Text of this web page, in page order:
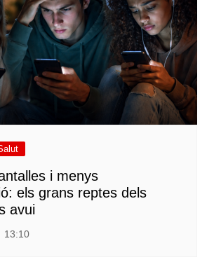
i menys
els grans reptes dels
avui
13:10